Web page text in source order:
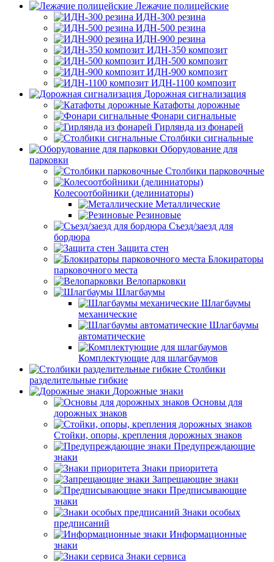
Лежачие полицейские
ИДН-300 резина
ИДН-500 резина
ИДН-900 резина
ИДН-350 композит
ИДН-500 композит
ИДН-900 композит
ИДН-1100 композит
Дорожная сигнализация
Катафоты дорожные
Фонари сигнальные
Гирлянда из фонарей
Столбики сигнальные
Оборудование для
парковки
Столбики парковочные
Колесоотбойники (делиниаторы)
Металлические
Резиновые
Съезд/заезд для
бордюра
Защита стен
Блокираторы
парковочного места
Велопарковки
Шлагбаумы
Шлагбаумы
механические
Шлагбаумы
автоматические
Комплектующие для шлагбаумов
Столбики
разделительные гибкие
Дорожные знаки
Основы для
дорожных знаков
Стойки, опоры, крепления дорожных знаков
Предупреждающие
знаки
Знаки приоритета
Запрещающие знаки
Предписывающие
знаки
Знаки особых
предписаний
Информационные
знаки
Знаки сервиса